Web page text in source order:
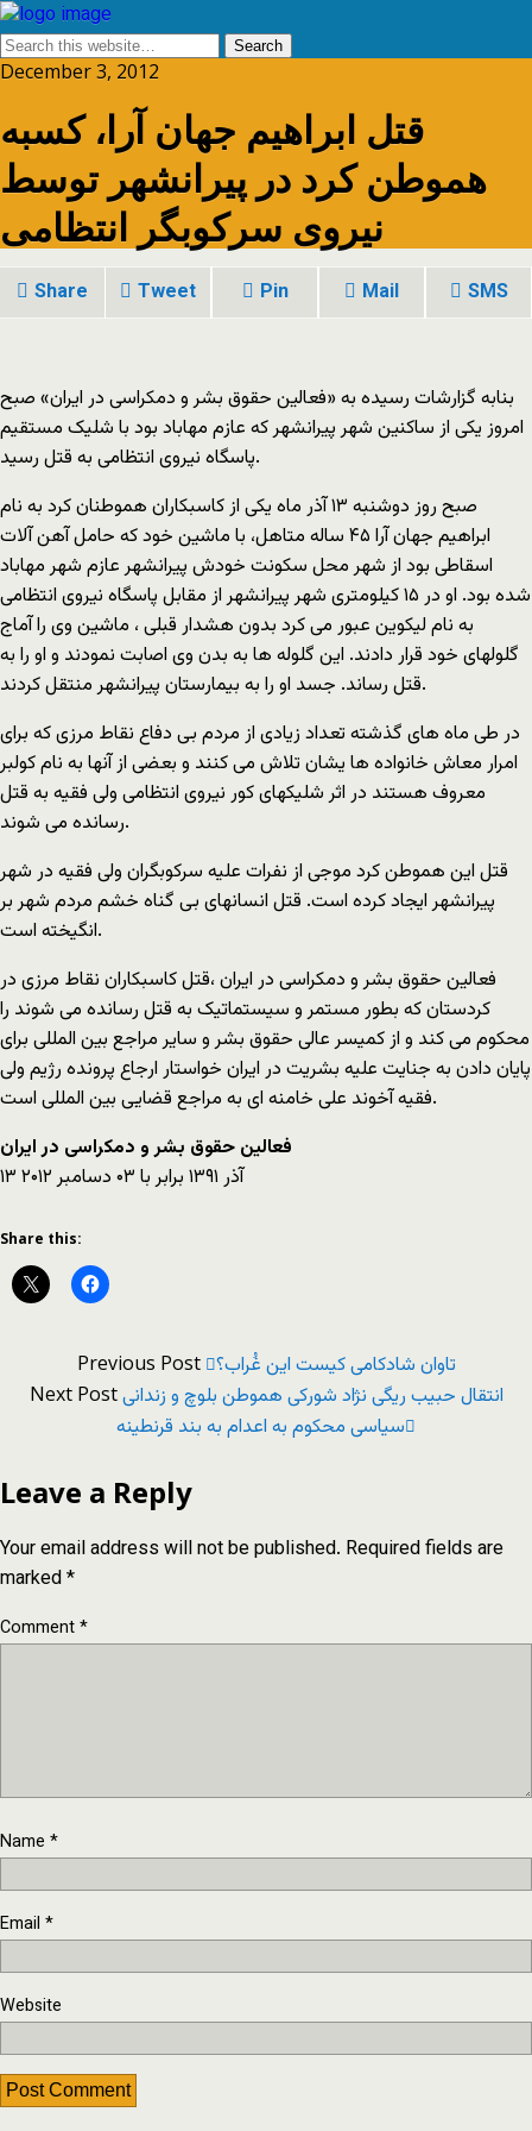
December 3, 2012
قتل ابراهیم جهان آرا، کسبه
هموطن کرد در پیرانشهر توسط
نیروی سرکوبگر انتظامی
Share Tweet Pin Mail SMS
بنابه گزارشات رسیده به «فعالین حقوق بشر و دمکراسی در ایران» صبح
امروز یکی از ساکنین شهر پیرانشهر که عازم مهاباد بود با شلیک مستقیم
پاسگاه نیروی انتظامی به قتل رسید.
صبح روز دوشنبه ۱۳ آذر ماه یکی از کاسبکاران هموطنان کرد به نام
ابراهیم جهان آرا ۴۵ ساله متاهل، با ماشین خود که حامل آهن آلات
اسقاطی بود از شهر محل سکونت خودش پیرانشهر عازم شهر مهاباد
شده بود. او در ۱۵ کیلومتری شهر پیرانشهر از مقابل پاسگاه نیروی انتظامی
به نام لیکوین عبور می کرد بدون هشدار قبلی ، ماشین وی را آماج
گلولهای خود قرار دادند. این گلوله ها به بدن وی اصابت نمودند و او را به
قتل رساند. جسد او را به بیمارستان پیرانشهر منتقل کردند.
در طی ماه های گذشته تعداد زیادی از مردم بی دفاع نقاط مرزی که برای
امرار معاش خانواده ها یشان تلاش می کنند و بعضی از آنها به نام کولبر
معروف هستند در اثر شلیکهای کور نیروی انتظامی ولی فقیه به قتل
رسانده می شوند.
قتل این هموطن کرد موجی از نفرات علیه سرکوبگران ولی فقیه در شهر
پیرانشهر ایجاد کرده است. قتل انسانهای بی گناه خشم مردم شهر بر
انگیخته است.
فعالین حقوق بشر و دمکراسی در ایران ،قتل کاسبکاران نقاط مرزی در
کردستان که بطور مستمر و سیستماتیک به قتل رسانده می شوند را
محکوم می کند و از کمیسر عالی حقوق بشر و سایر مراجع بین المللی برای
پایان دادن به جنایت علیه بشریت در ایران خواستار ارجاع پرونده رژیم ولی
فقیه آخوند علی خامنه ای به مراجع قضایی بین المللی است.
فعالین حقوق بشر و دمکراسی در ایران
۱۳ آذر ۱۳۹۱ برابر با ۰۳ دسامبر ۲۰۱۲
Share this:
Previous Post تاوان شادکامی کیست این غُراب؟
Next Postانتقال حبیب ریگی نژاد شورکی هموطن بلوچ و زندانی
سیاسی محکوم به اعدام به بند قرنطینه
Leave a Reply
Your email address will not be published. Required fields are
marked*
Comment*
Name *
Email *
Website